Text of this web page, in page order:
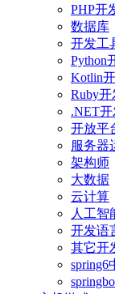
PHP开
数据库
开发工
Python
Kotlin
Ruby开
.NET
开放平
服务器
架构师
大数据
云计算
人工智
开发语
其它开
spring6